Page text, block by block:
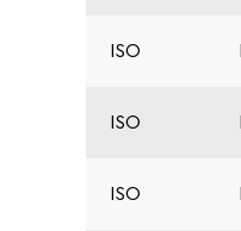
ISO
ISO
ISO